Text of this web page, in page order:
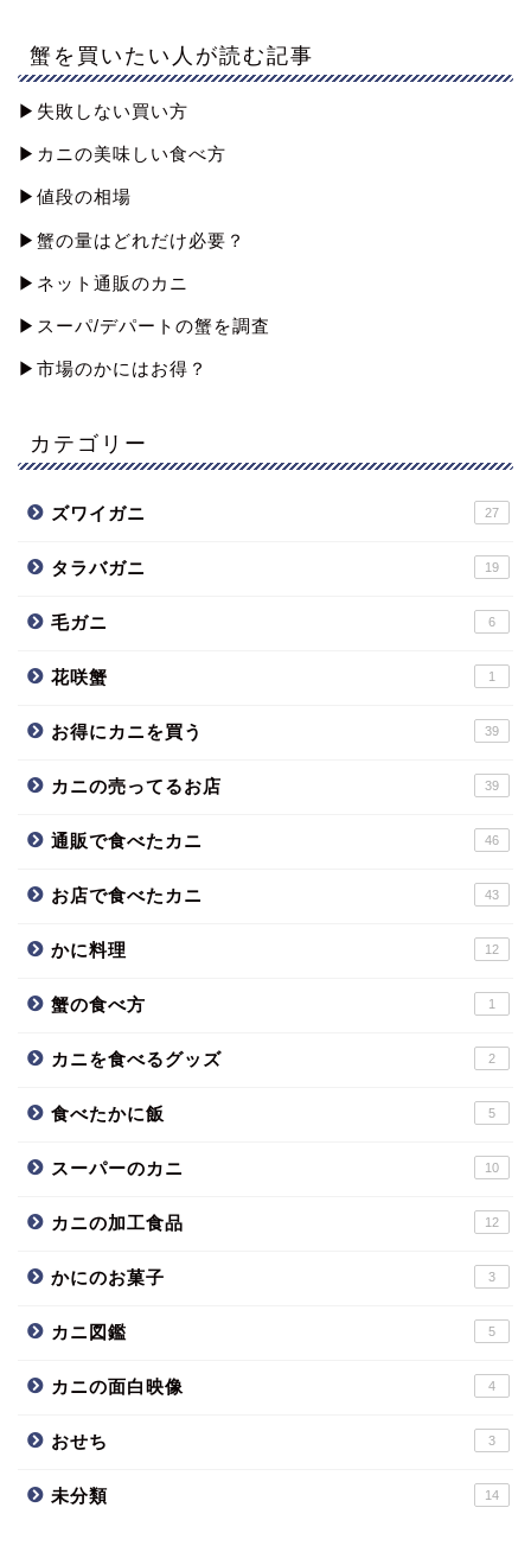
蟹を買いたい人が読む記事
▶︎失敗しない買い方
▶︎カニの美味しい食べ方
▶︎値段の相場
▶︎蟹の量はどれだけ必要？
▶︎ネット通販のカニ
▶︎スーパ/デパートの蟹を調査
▶︎市場のかにはお得？
カテゴリー
ズワイガニ 27
タラバガニ 19
毛ガニ 6
花咲蟹 1
お得にカニを買う 39
カニの売ってるお店 39
通販で食べたカニ 46
お店で食べたカニ 43
かに料理 12
蟹の食べ方 1
カニを食べるグッズ 2
食べたかに飯 5
スーパーのカニ 10
カニの加工食品 12
かにのお菓子 3
カニ図鑑 5
カニの面白映像 4
おせち 3
未分類 14